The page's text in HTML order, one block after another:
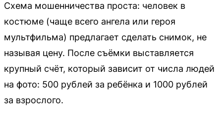
Схема мошенничества проста: человек в
костюме (чаще всего ангела или героя
мультфильма) предлагает сделать снимок, не
называя цену. После съёмки выставляется
крупный счёт, который зависит от числа людей
на фото: 500 рублей за ребёнка и 1000 рублей
за взрослого.